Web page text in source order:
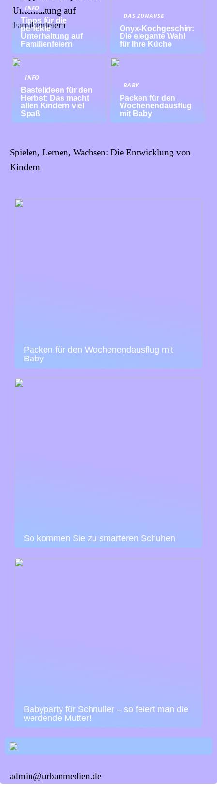
INFO
Tipps für die
perfekte
Unterhaltung auf
Familienfeiern
DAS ZUHAUSE
Onyx-Kochgeschirr:
Die elegante Wahl
für Ihre Küche
INFO
Bastelideen für den
Herbst: Das macht
allen Kindern viel
Spaß
BABY
Packen für den
Wochenendausflug
mit Baby
Spielen, Lernen, Wachsen: Die Entwicklung von
Kindern
Packen für den Wochenendausflug mit
Baby
So kommen Sie zu smarteren Schuhen
Babyparty für Schnuller – so feiert man die
werdende Mutter!
admin@urbanmedien.de